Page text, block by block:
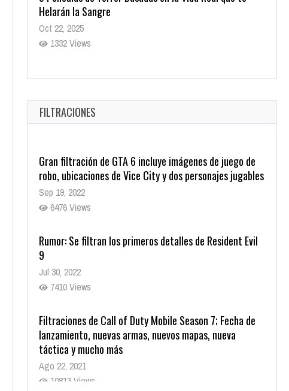
Helarán la Sangre
Oct 22, 2025
1332 Views
Revive el terror: El conjuro 4: Últimos ritos ya está
Oct 20, 2025
1372 Views
FILTRACIONES
Gran filtración de GTA 6 incluye imágenes de juego de
robo, ubicaciones de Vice City y dos personajes jugables
Sep 19, 2022
6476 Views
Rumor: Se filtran los primeros detalles de Resident Evil
9
Jul 30, 2022
7410 Views
Filtraciones de Call of Duty Mobile Season 7; Fecha de
lanzamiento, nuevas armas, nuevos mapas, nueva
táctica y mucho más
Ago 22, 2021
10813 Views